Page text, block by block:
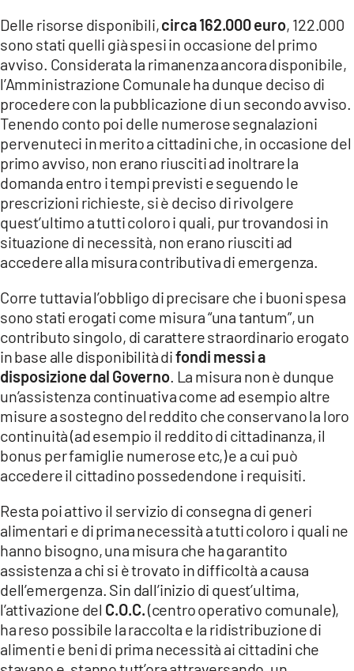
Delle risorse disponibili,circa 162.000 euro, 122.000
sono stati quelli già spesi in occasione del primo
avviso. Considerata la rimanenza ancora disponibile,
l’Amministrazione Comunale ha dunque deciso di
procedere con la pubblicazione di un secondo avviso.
Tenendo conto poi delle numerose segnalazioni
pervenuteci in merito a cittadini che, in occasione del
primo avviso, non erano riusciti ad inoltrare la
domanda entro i tempi previsti e seguendo le
prescrizioni richieste, si è deciso di rivolgere
quest’ultimo a tutti coloro i quali, pur trovandosi in
situazione di necessità, non erano riusciti ad
accedere alla misura contributiva di emergenza.
Corre tuttavia l’obbligo di precisare che i buoni spesa
sono stati erogati come misura “una tantum”, un
contributo singolo, di carattere straordinario erogato
in base alle disponibilità difondi messi a
disposizione dal Governo. La misura non è dunque
un’assistenza continuativa come ad esempio altre
misure a sostegno del reddito che conservano la loro
continuità (ad esempio il reddito di cittadinanza, il
bonus per famiglie numerose etc,) e a cui può
accedere il cittadino possedendone i requisiti.
Resta poi attivo il servizio di consegna di generi
alimentari e di prima necessità a tutti coloro i quali ne
hanno bisogno, una misura che ha garantito
assistenza a chi si è trovato in difficoltà a causa
dell’emergenza. Sin dall’inizio di quest’ultima,
l’attivazione del C.O.C.(centro operativo comunale),
ha reso possibile la raccolta e la ridistribuzione di
alimenti e beni di prima necessità ai cittadini che